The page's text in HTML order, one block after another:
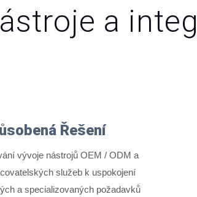
a
Řešení
vývoje nástrojů OEM / ODM a
služeb k uspokojení
a specializovaných požadavků